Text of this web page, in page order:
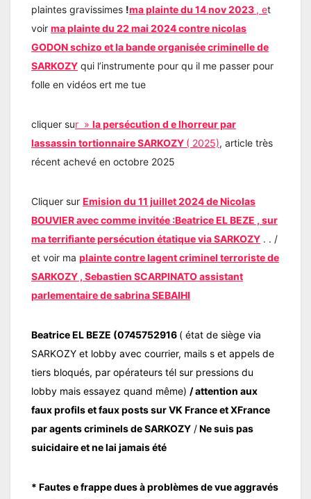
plaintes gravissimes !ma plainte du 14 nov 2023 , et
voir ma plainte du 22 mai 2024 contre nicolas
GODON schizo et la bande organisée criminelle de
SARKOZY qui l’instrumente pour qu il me passer pour
folle en vidéos ert me tue
cliquer sur » la persécution d e lhorreur par
lassassin tortionnaire SARKOZY ( 2025), article très
récent achevé en octobre 2025
Cliquer sur Emision du 11 juillet 2024 de Nicolas
BOUVIER avec comme invitée :Beatrice EL BEZE , sur
ma terrifiante persécution étatique via SARKOZY . . /
et voir ma plainte contre lagent criminel terroriste de
SARKOZY , Sebastien SCARPINATO assistant
parlementaire de sabrina SEBAIHI
Beatrice EL BEZE (0745752916 ( état de siège via
SARKOZY et lobby avec courrier, mails s et appels de
tiers bloqués, par opérateurs tél sur pressions du
lobby mais essayez quand même) / attention aux
faux profils et faux posts sur VK France et XFrance
par agents criminels de SARKOZY /Ne suis pas
suicidaire et ne lai jamais été
* Fautes e frappe dues à problèmes de vue aggravés